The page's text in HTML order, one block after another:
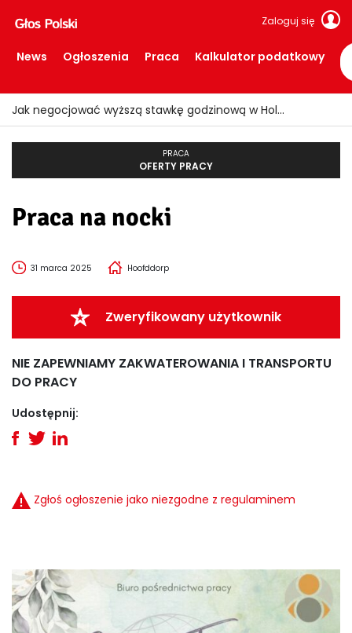
Zaloguj się
News Ogłoszenia Praca Kalkulator podatkowy
Jak negocjować wyższą stawkę godzinową w Holandii?
PRACA
OFERTY PRACY
Praca na nocki
31 marca 2025 Hoofddorp
Zweryfikowany użytkownik
NIE ZAPEWNIAMY ZAKWATEROWANIA I TRANSPORTU
DO PRACY
Udostępnij:
Zgłoś ogłoszenie jako niezgodne z regulaminem